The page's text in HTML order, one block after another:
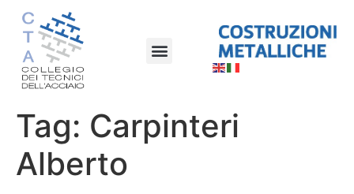
Tag: Carpinteri
Alberto